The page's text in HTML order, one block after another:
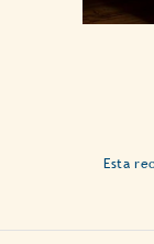
Esta